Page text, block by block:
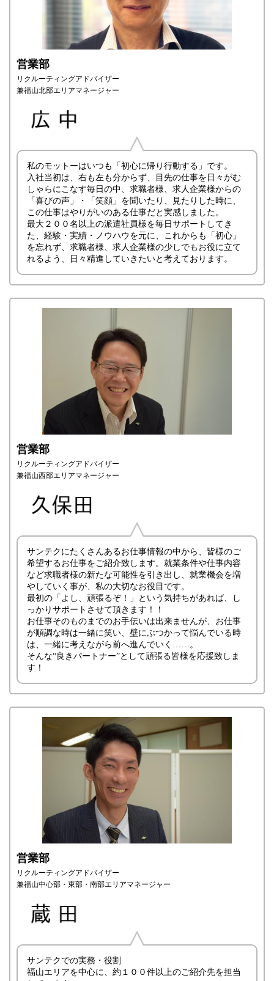
営業部
リクルーティングアドバイザー
兼福山北部エリアマネージャー
私のモットーはいつも「初心に帰り行動する」です。
入社当初は、右も左も分からず、目先の仕事を日々がむ
しゃらにこなす毎日の中、求職者様、求人企業様からの
「喜びの声」・「笑顔」を聞いたり、見たりした時に、
この仕事はやりがいのある仕事だと実感しました。
最大２００名以上の派遣社員様を毎日サポートしてき
た、経験・実績・ノウハウを元に、これからも「初心」
を忘れず、求職者様、求人企業様の少しでもお役に立て
れるよう、日々精進していきたいと考えております。
営業部
リクルーティングアドバイザー
兼福山西部エリアマネージャー
サンテクにたくさんあるお仕事情報の中から、皆様のご
希望するお仕事をご紹介致します。就業条件や仕事内容
など求職者様の新たな可能性を引き出し、就業機会を増
やしていく事が、私の大切なお役目です。
最初の「よし、頑張るぞ！」という気持ちがあれば、し
っかりサポートさせて頂きます！！
お仕事そのものまでのお手伝いは出来ませんが、お仕事
が順調な時は一緒に笑い、壁にぶつかって悩んでいる時
は、一緒に考えながら前へ進んでいく……。
そんな“良きパートナー”として頑張る皆様を応援致しま
す！
営業部
リクルーティングアドバイザー
兼福山中心部・東部・南部エリアマネージャー
サンテクでの実務・役割
福山エリアを中心に、約１００件以上のご紹介先を担当